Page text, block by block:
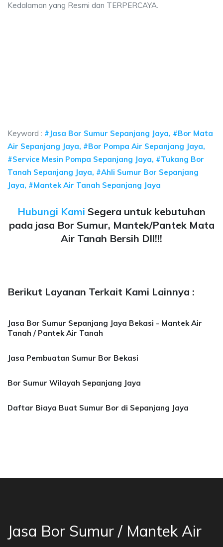
Kedalaman yang Resmi dan TERPERCAYA.
Keyword : #Jasa Bor Sumur Sepanjang Jaya, #Bor Mata
Air Sepanjang Jaya, #Bor Pompa Air Sepanjang Jaya,
#Service Mesin Pompa Sepanjang Jaya, #Tukang Bor
Tanah Sepanjang Jaya, #Ahli Sumur Bor Sepanjang
Jaya, #Mantek Air Tanah Sepanjang Jaya
Hubungi Kami Segera untuk kebutuhan
pada jasa Bor Sumur, Mantek/Pantek Mata
Air Tanah Bersih Dll!!!
Berikut Layanan Terkait Kami Lainnya :
Jasa Bor Sumur Sepanjang Jaya Bekasi - Mantek Air
Tanah / Pantek Air Tanah
Jasa Pembuatan Sumur Bor Bekasi
Bor Sumur Wilayah Sepanjang Jaya
Daftar Biaya Buat Sumur Bor di Sepanjang Jaya
Jasa Bor Sumur / Mantek Air